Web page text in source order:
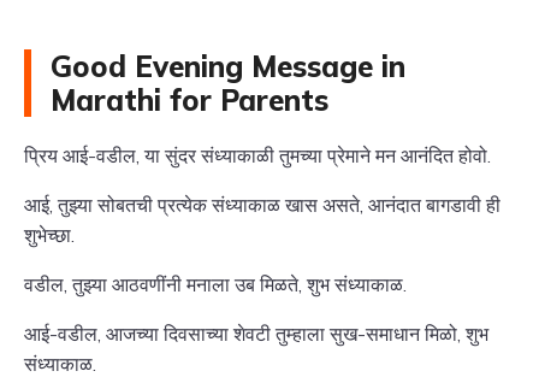
Good Evening Message in
Marathi for Parents
प्रिय आई-वडील, या सुंदर संध्याकाळी तुमच्या प्रेमाने मन आनंदित होवो.
आई, तुझ्या सोबतची प्रत्येक संध्याकाळ खास असते, आनंदात बागडावी ही
शुभेच्छा.
वडील, तुझ्या आठवणींनी मनाला उब मिळते, शुभ संध्याकाळ.
आई-वडील, आजच्या दिवसाच्या शेवटी तुम्हाला सुख-समाधान मिळो, शुभ
संध्याकाळ.